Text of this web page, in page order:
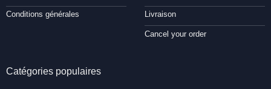
Conditions générales Livraison
Cancel your order
Catégories populaires